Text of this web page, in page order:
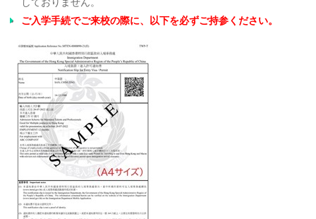
ご入学手続でご来校の際に、以下を必ずご持参ください。